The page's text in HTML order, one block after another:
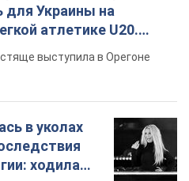
для Украины на
атлетике U20.
выступила в Орегоне
в уколах
ходила